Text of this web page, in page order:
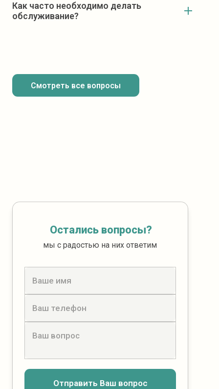
дома;
Расстояние от выхода канализационной
трубы до предполагаемого места установки
Как часто необходимо делать
обслуживание?
Смотреть все вопросы
мы с радостью на них ответим
Остались вопросы?
Отправить Ваш вопрос